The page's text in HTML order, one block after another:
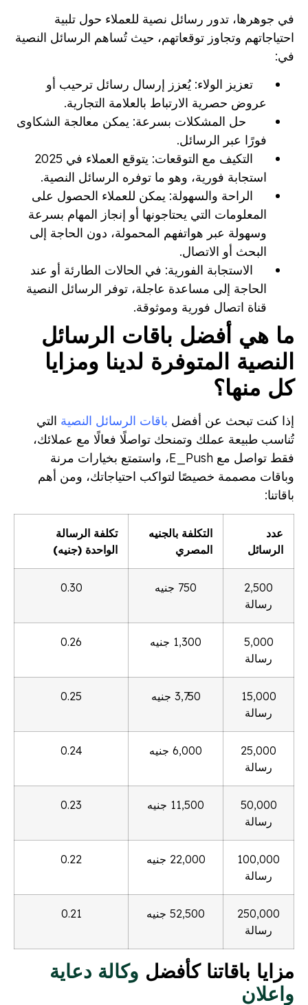
في جوهرها، تدور رسائل نصية للعملاء حول تلبية
احتياجاتهم وتجاوز توقعاتهم، حيث تُساهم الرسائل النصية
في:
تعزيز الولاء: يُعزز إرسال رسائل ترحيب أو
عروض حصرية الارتباط بالعلامة التجارية.
حل المشكلات بسرعة: يمكن معالجة الشكاوى
فورًا عبر الرسائل.
التكيف مع التوقعات: يتوقع العملاء في 2025
استجابة فورية، وهو ما توفره الرسائل النصية.
الراحة والسهولة: يمكن للعملاء الحصول على
المعلومات التي يحتاجونها أو إنجاز المهام بسرعة
وسهولة عبر هواتفهم المحمولة، دون الحاجة إلى
البحث أو الاتصال.
الاستجابة الفورية: في الحالات الطارئة أو عند
الحاجة إلى مساعدة عاجلة، توفر الرسائل النصية
قناة اتصال فورية وموثوقة.
ما هي أفضل باقات الرسائل
النصية المتوفرة لدينا ومزايا
كل منها؟
إذا كنت تبحث عن أفضل باقات الرسائل النصية التي
تُناسب طبيعة عملك وتمنحك تواصلًا فعالًا مع عملائك،
فقط تواصل مع E_Push، واستمتع بخيارات مرنة
وباقات مصممة خصيصًا لتواكب احتياجاتك، ومن أهم
باقاتنا:
عدد
الرسائل
التكلفة بالجنيه
المصري
تكلفة الرسالة
الواحدة (جنيه)
2,500
رسالة
750 جنيه 0.30
5,000
رسالة
1,300 جنيه 0.26
15,000
رسالة
3,750 جنيه 0.25
25,000
رسالة
6,000 جنيه 0.24
50,000
رسالة
11,500 جنيه 0.23
100,000
رسالة
22,000 جنيه 0.22
250,000
رسالة
52,500 جنيه 0.21
مزايا باقاتنا كأفضل وكالة دعاية
واعلان